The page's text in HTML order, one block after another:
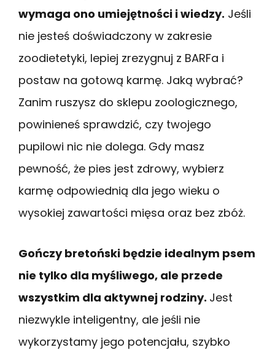
wymaga ono umiejętności i wiedzy. Jeśli
nie jesteś doświadczony w zakresie
zoodietetyki, lepiej zrezygnuj z BARFa i
postaw na gotową karmę. Jaką wybrać?
Zanim ruszysz do sklepu zoologicznego,
powinieneś sprawdzić, czy twojego
pupilowi nic nie dolega. Gdy masz
pewność, że pies jest zdrowy, wybierz
karmę odpowiednią dla jego wieku o
wysokiej zawartości mięsa oraz bez zbóż.
Gończy bretoński będzie idealnym psem
nie tylko dla myśliwego, ale przede
wszystkim dla aktywnej rodziny. Jest
niezwykle inteligentny, ale jeśli nie
wykorzystamy jego potencjału, szybko